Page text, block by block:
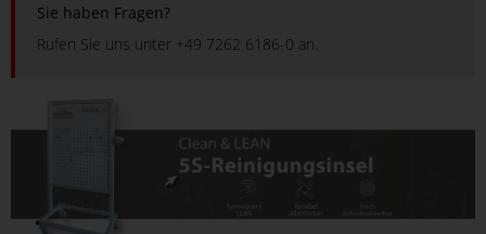
Sie haben Fragen?
Rufen Sie uns unter +49 7262 6186-0 an.